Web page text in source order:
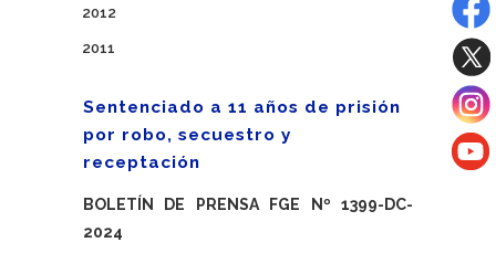
2012
2011
Sentenciado a 11 años de prisión
por robo, secuestro y
receptación
BOLETÍN DE PRENSA FGE Nº 1399-DC-
2024